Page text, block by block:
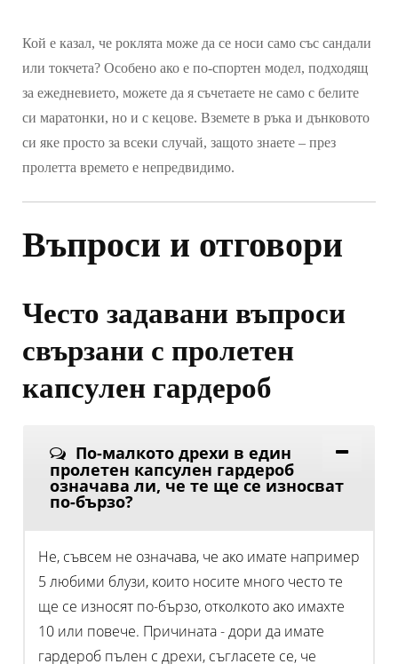
Кой е казал, че роклята може да се носи само със сандали
или токчета? Особено ако е по-спортен модел, подходящ
за ежедневието, можете да я съчетаете не само с белите
си маратонки, но и с кецове. Вземете в ръка и дънковото
си яке просто за всеки случай, защото знаете – през
пролетта времето е непредвидимо.
Въпроси и отговори
Често задавани въпроси
свързани с пролетен
капсулен гардероб
По-малкото дрехи в един
пролетен капсулен гардероб
означава ли, че те ще се износват
по-бързо?
Не, съвсем не означава, че ако имате например
5 любими блузи, които носите много често те
ще се износят по-бързо, отколкото ако имахте
10 или повече. Причината - дори да имате
гардероб пълен с дрехи, съгласете се, че